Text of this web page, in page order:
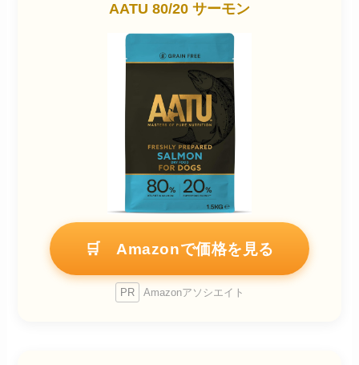
AATU 80/20 サーモン
🛒 Amazonで価格を見る
PR Amazonアソシエイト